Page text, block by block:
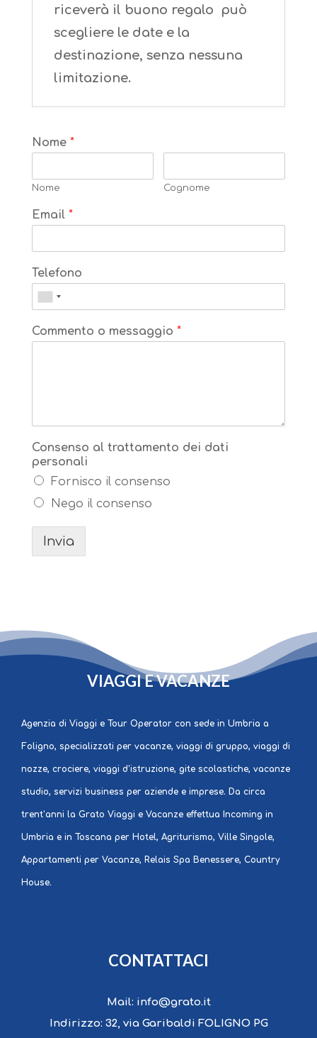
riceverà il buono regalo può
scegliere le date e la
destinazione, senza nessuna
limitazione.
Nome *
Nome Cognome
Email *
Telefono
Commento o messaggio *
Consenso al trattamento dei dati
personali
Fornisco il consenso
Nego il consenso
Invia
GRATO
VIAGGI E VACANZE
Agenzia di Viaggi e Tour Operator con sede in Umbria a
Foligno, specializzati per vacanze, viaggi di gruppo, viaggi di
nozze, crociere, viaggi d’istruzione, gite scolastiche, vacanze
studio, servizi business per aziende e imprese. Da circa
trent’anni la Grato Viaggi e Vacanze effettua Incoming in
Umbria e in Toscana per Hotel, Agriturismo, Ville Singole,
Appartamenti per Vacanze, Relais Spa Benessere, Country
House.
CONTATTACI
Mail: info@grato.it
Indirizzo: 32, via Garibaldi FOLIGNO PG